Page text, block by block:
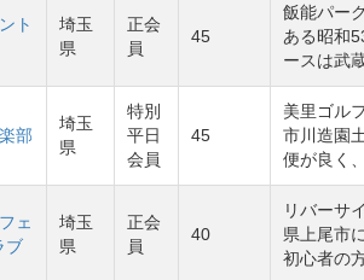
ト
埼玉
県
正会
員
45
飯能パー
ある昭和
ースは武
部
埼玉
県
特別
平日
会員
45
美里ゴル
市川造園
便が良く
ェ
ブ
埼玉
県
正会
員
40
リバーサ
県上尾市
初心者の